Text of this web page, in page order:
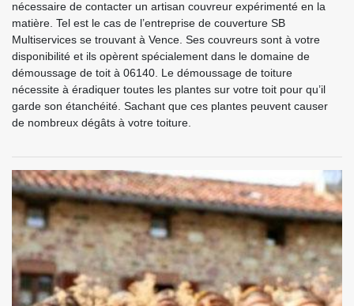
nécessaire de contacter un artisan couvreur expérimenté en la
matière. Tel est le cas de l’entreprise de couverture SB
Multiservices se trouvant à Vence. Ses couvreurs sont à votre
disponibilité et ils opèrent spécialement dans le domaine de
démoussage de toit à 06140. Le démoussage de toiture
nécessite à éradiquer toutes les plantes sur votre toit pour qu’il
garde son étanchéité. Sachant que ces plantes peuvent causer
de nombreux dégâts à votre toiture.